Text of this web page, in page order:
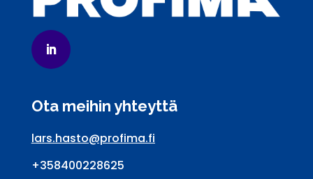
Ota meihin yhteyttä
lars.hasto@profima.fi
+358400228625